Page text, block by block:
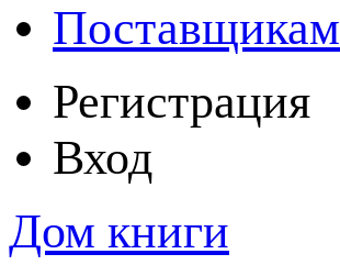
Поставщикам
Регистрация
Вход
Дом книги